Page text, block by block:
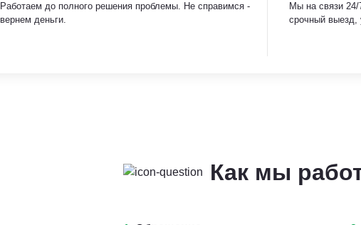
Работаем до полного решения проблемы. Не справимся -
вернем деньги.
Мы на связи
срочный выезд,
Как мы